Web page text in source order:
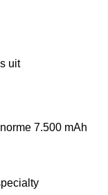
uit
7.500 mAh